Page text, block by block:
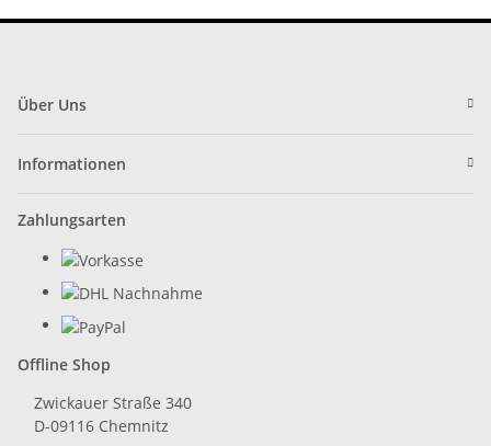
Über Uns
Informationen
Zahlungsarten
Offline Shop
Zwickauer Straße 340
D-09116 Chemnitz